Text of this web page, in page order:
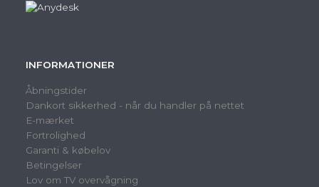
INFORMATIONER
Åbningstider
Dankort sikkerhed - når du handler på nettet
E-mærket
Fortrolighed
Garanti & købelov
Betingelser
Lov om TV overvågning